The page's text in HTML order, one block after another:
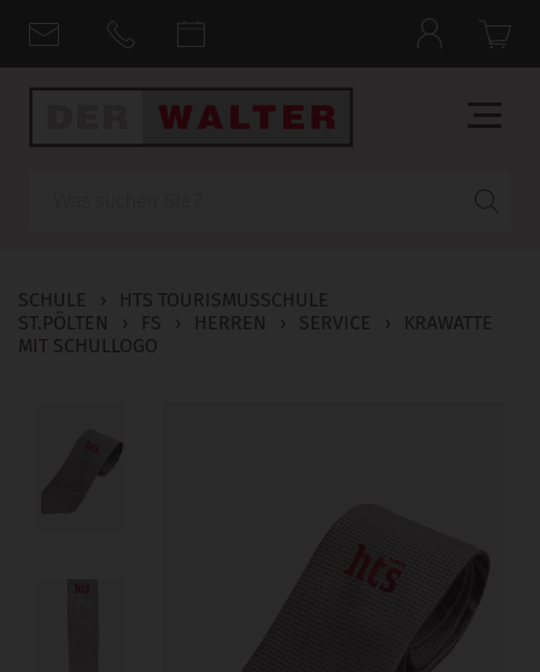
SCHULE ›
HTS TOURISMUSSCHULE
ST.PÖLTEN
› FS › HERREN › SERVICE ›
KRAWATTE
MIT SCHULLOGO